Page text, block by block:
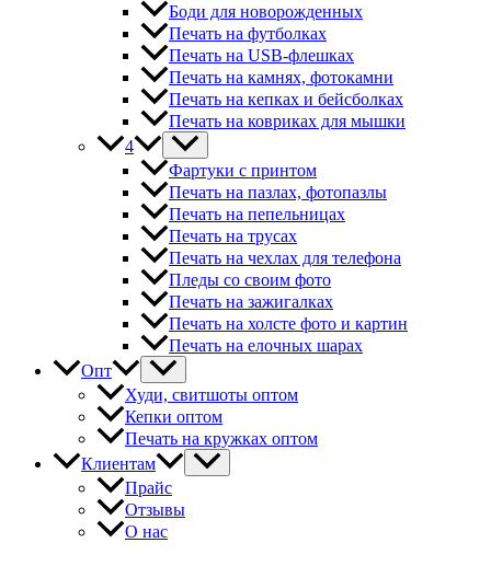
Боди для новорожденных
Печать на футболках
Печать на USB-флешках
Печать на камнях, фотокамни
Печать на кепках и бейсболках
Печать на ковриках для мышки
4
Фартуки с принтом
Печать на пазлах, фотопазлы
Печать на пепельницах
Печать на трусах
Печать на чехлах для телефона
Пледы со своим фото
Печать на зажигалках
Печать на холсте фото и картин
Печать на елочных шарах
Опт
Худи, свитшоты оптом
Кепки оптом
Печать на кружках оптом
Клиентам
Прайс
Отзывы
О нас